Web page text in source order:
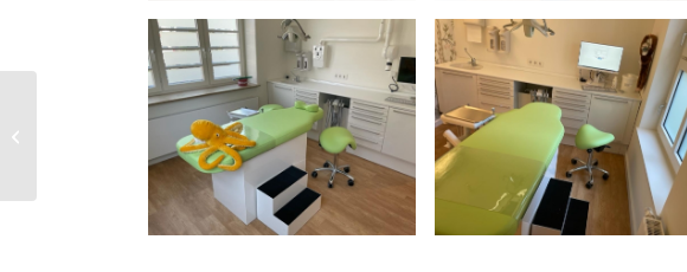
Kinderzahnarztpraxis